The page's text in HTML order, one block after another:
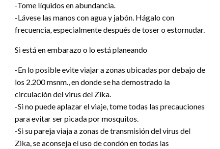
-Tome líquidos en abundancia.
-Lávese las manos con agua y jabón. Hágalo con
frecuencia, especialmente después de toser o estornudar.
Si está en embarazo o lo está planeando
-En lo posible evite viajar a zonas ubicadas por debajo de
los 2.200 msnm., en donde se ha demostrado la
circulación del virus del Zika.
-Si no puede aplazar el viaje, tome todas las precauciones
para evitar ser picada por mosquitos.
-Si su pareja viaja a zonas de transmisión del virus del
Zika, se aconseja el uso de condón en todas las